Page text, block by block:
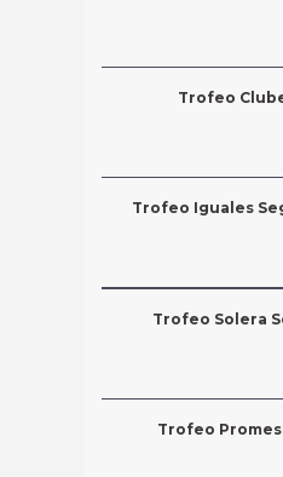
Trofeo
Trofeo Iguales
Trofeo Solera
Trofeo